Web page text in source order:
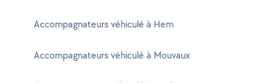
Accompagnateurs véhiculé à Hem
Accompagnateurs véhiculé à Mouvaux